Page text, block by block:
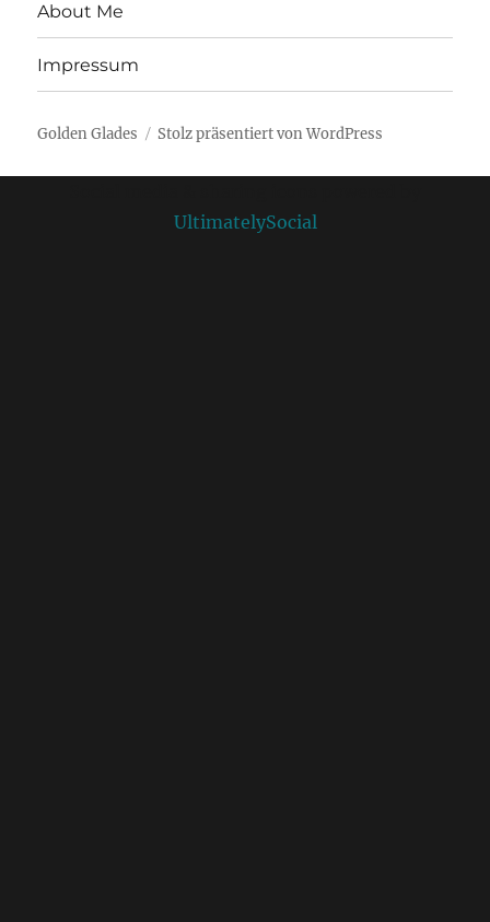
About Me
Impressum
Golden Glades Stolz präsentiert von WordPress
UltimatelySocial